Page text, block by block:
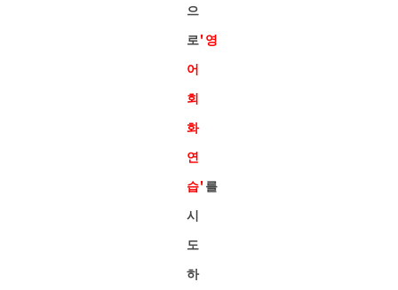
으
로'영
어
회
화
연
습'를
시
도
하